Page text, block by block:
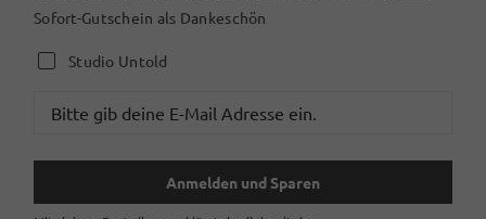
Sofort-Gutschein als Dankeschön
Studio Untold
Anmelden und Sparen